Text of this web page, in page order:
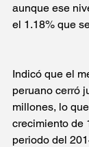
aunque ese
el 1.18% que
Indicó que el
peruano cerró
millones, lo
crecimiento de
periodo del